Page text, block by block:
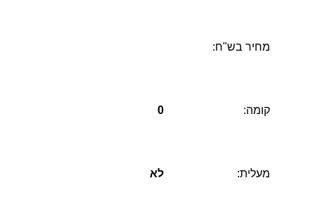
מחיר בש"ח:
קומה: 0
מעלית: לא